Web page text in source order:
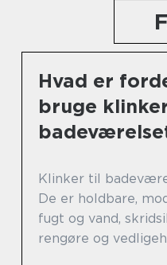
Hvad er
bruge
Klinker til
De er holdbare,
fugt og vand,
rengøre og